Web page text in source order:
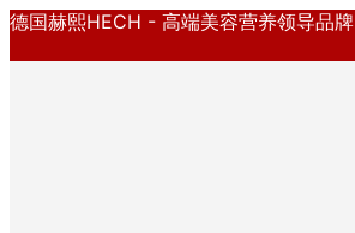
德国赫熙HECH - 高端美容营养领导品牌